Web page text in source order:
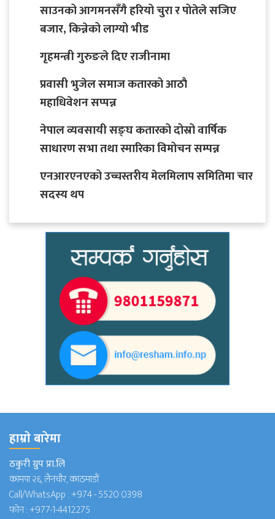
साउनको आगमनसँगै हरियो चुरा र पोतेले सजिए
बजार, किन्नेको लाग्यो भीड
गृहमन्त्री गुरुङले दिए राजीनामा
प्रवासी भुजेल समाज कतारको आठाै
महाधिवेशन सप्पन्न
नेपाल व्यवसायी सङ्घ कतारको दोस्रो वार्षिक
साधारण सभा तथा स्मारिका विमोचन सम्पन्न
एनआरएनएको उच्चस्तरीय मेलमिलाप समितिमा चार
सदस्य थप
हाम्राे बारेमा
ठकुरी ग्रुप प्रा.लि
कामपा २६, लैनचौर, काठमाडौं
Call/WhatsApp :+974 - 5520 0398
फोन :+977-1-4412275